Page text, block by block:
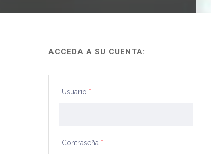
ACCEDA A SU CUENTA:
Usuario *
Contraseña *